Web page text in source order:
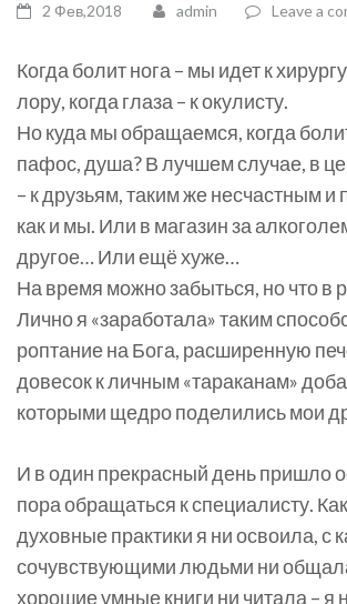
2 Фев,2018 admin Leave a
Когда болит нога – мы идет к
лору, когда глаза – к окулисту.
Но куда мы обращаемся, когда
пафос, душа? В лучшем случае, в
– к друзьям, таким же несчастным
как и мы. Или в магазин за
другое… Или ещё хуже…
На время можно забыться, но что в
Лично я «заработала» таким
роптание на Бога, расширенную
довесок к личным «тараканам»
которыми щедро поделились мои
И в один прекрасный день пришло
пора обращаться к специалисту.
духовные практики я ни освоила, с
сочувствующими людьми ни
хорошие умные книги ни читала – я